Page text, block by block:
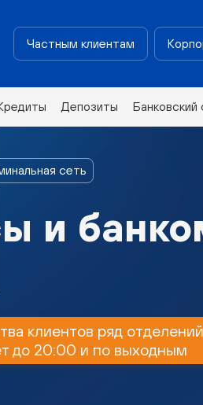
Частным клиентам
Депозиты Банковский
сеть
и
клиентов ряд отделений
до 20:00 и по выходным